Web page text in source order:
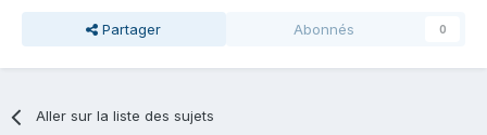
Partager Abonnés 0
Aller sur la liste des sujets